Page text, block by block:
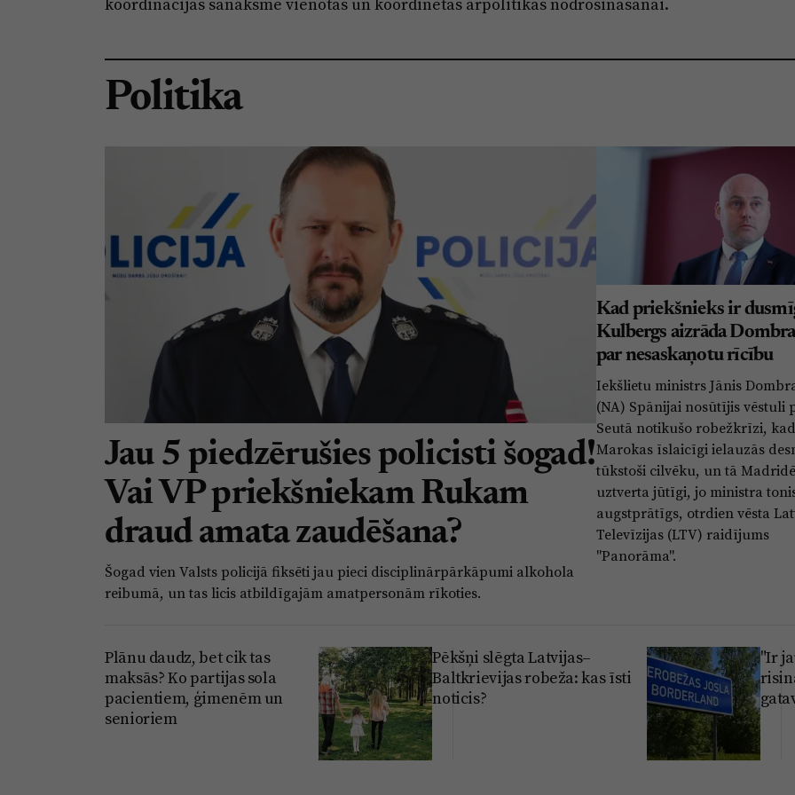
Politika
Jau 5 piedzērušies policisti šogad!
Vai VP priekšniekam Rukam
draud amata zaudēšana?
Šogad vien Valsts policijā fiksēti jau pieci disciplinārpārkāpumi alkohola
reibumā, un tas licis atbildīgajām amatpersonām rīkoties.
Kad priekšnieks ir
Kulbergs aizrāda
par nesaskaņotu rīcību
Iekšlietu ministrs Jānis
(NA) Spānijai nosūtījis vēstuli
Seutā notikušo robežkrīzi,
Marokas īslaicīgi ielauzās
tūkstoši cilvēku, un tā Madridē
uztverta jūtīgi, jo ministra
augstprātīgs, otrdien vēsta
Televīzijas (LTV) raidījums
"Panorāma".
Plānu daudz, bet cik tas
maksās? Ko partijas sola
pacientiem, ģimenēm un
senioriem
Pēkšņi slēgta Latvijas–
Baltkrievijas robeža: kas īsti
noticis?
"Ir